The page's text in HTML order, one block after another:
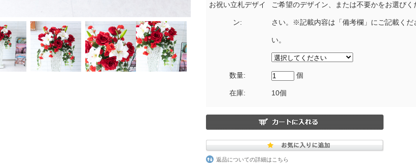
お祝い立札デザイ
ン:
ご希望のデザイン、または不要かをお選びく
さい。※記載内容は「備考欄」にご記載くだ
い。
数量: 個
在庫: 10個
返品についての詳細はこちら